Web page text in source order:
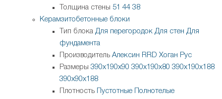
Толщина стены 51 44 38
Керамзитобетонные блоки
Тип блока Для перегородок Для стен Для
фундамента
Производитель Алексин RRD Хоган Рус
Размеры 390х190х90 390х190х80 390х190х188
390х90х188
Плотность
Пустотные
Полнотелые